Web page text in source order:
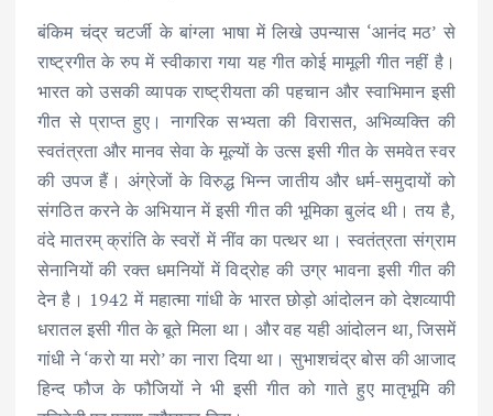
बंकिम चंद्र चटर्जी के बांग्ला भाषा में लिखे उपन्यास ‘आनंद मठ’ से
राष्ट्रगीत के रुप में स्वीकारा गया यह गीत कोई मामूली गीत नहीं है।
भारत को उसकी व्यापक राष्ट्रीयता की पहचान और स्वाभिमान इसी
गीत से प्राप्त हुए। नागरिक सभ्यता की विरासत, अभिव्यक्ति की
स्वतंत्रता और मानव सेवा के मूल्यों के उत्स इसी गीत के समवेत स्वर
की उपज हैं। अंग्रेजों के विरुद्ध भिन्न जातीय और धर्म-समुदायों को
संगठित करने के अभियान में इसी गीत की भूमिका बुलंद थी। तय है,
वंदे मातरम् क्रांति के स्वरों में नींव का पत्थर था। स्वतंत्रता संग्राम
सेनानियों की रक्त धमनियों में विद्रोह की उग्र भावना इसी गीत की
देन है। 1942 में महात्मा गांधी के भारत छोड़ो आंदोलन को देशव्यापी
धरातल इसी गीत के बूते मिला था। और वह यही आंदोलन था, जिसमें
गांधी ने ‘करो या मरो’ का नारा दिया था। सुभाशचंद्र बोस की आजाद
हिन्द फौज के फौजियों ने भी इसी गीत को गाते हुए मातृभूमि की